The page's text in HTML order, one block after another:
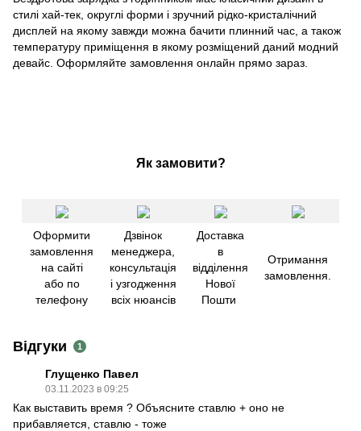
стилі хай-тек, округлі форми і зручний рідко-кристалічний
дисплей на якому завжди можна бачити плинний час, а також
температуру приміщення в якому розміщений даний модний
девайс. Оформляйте замовлення онлайн прямо зараз.
Як замовити?
Оформити
замовлення
на сайті
або по
телефону
Дзвінок
менеджера,
консультація
і узгодження
всіх нюансів
Доставка
в
відділення
Нової
Пошти
Отримання
замовлення.
Відгуки 1
Глущенко Павел
03.11.2023 в 09:25
Как выставить время ? Объясните ставлю + оно не
прибавляется, ставлю - тоже